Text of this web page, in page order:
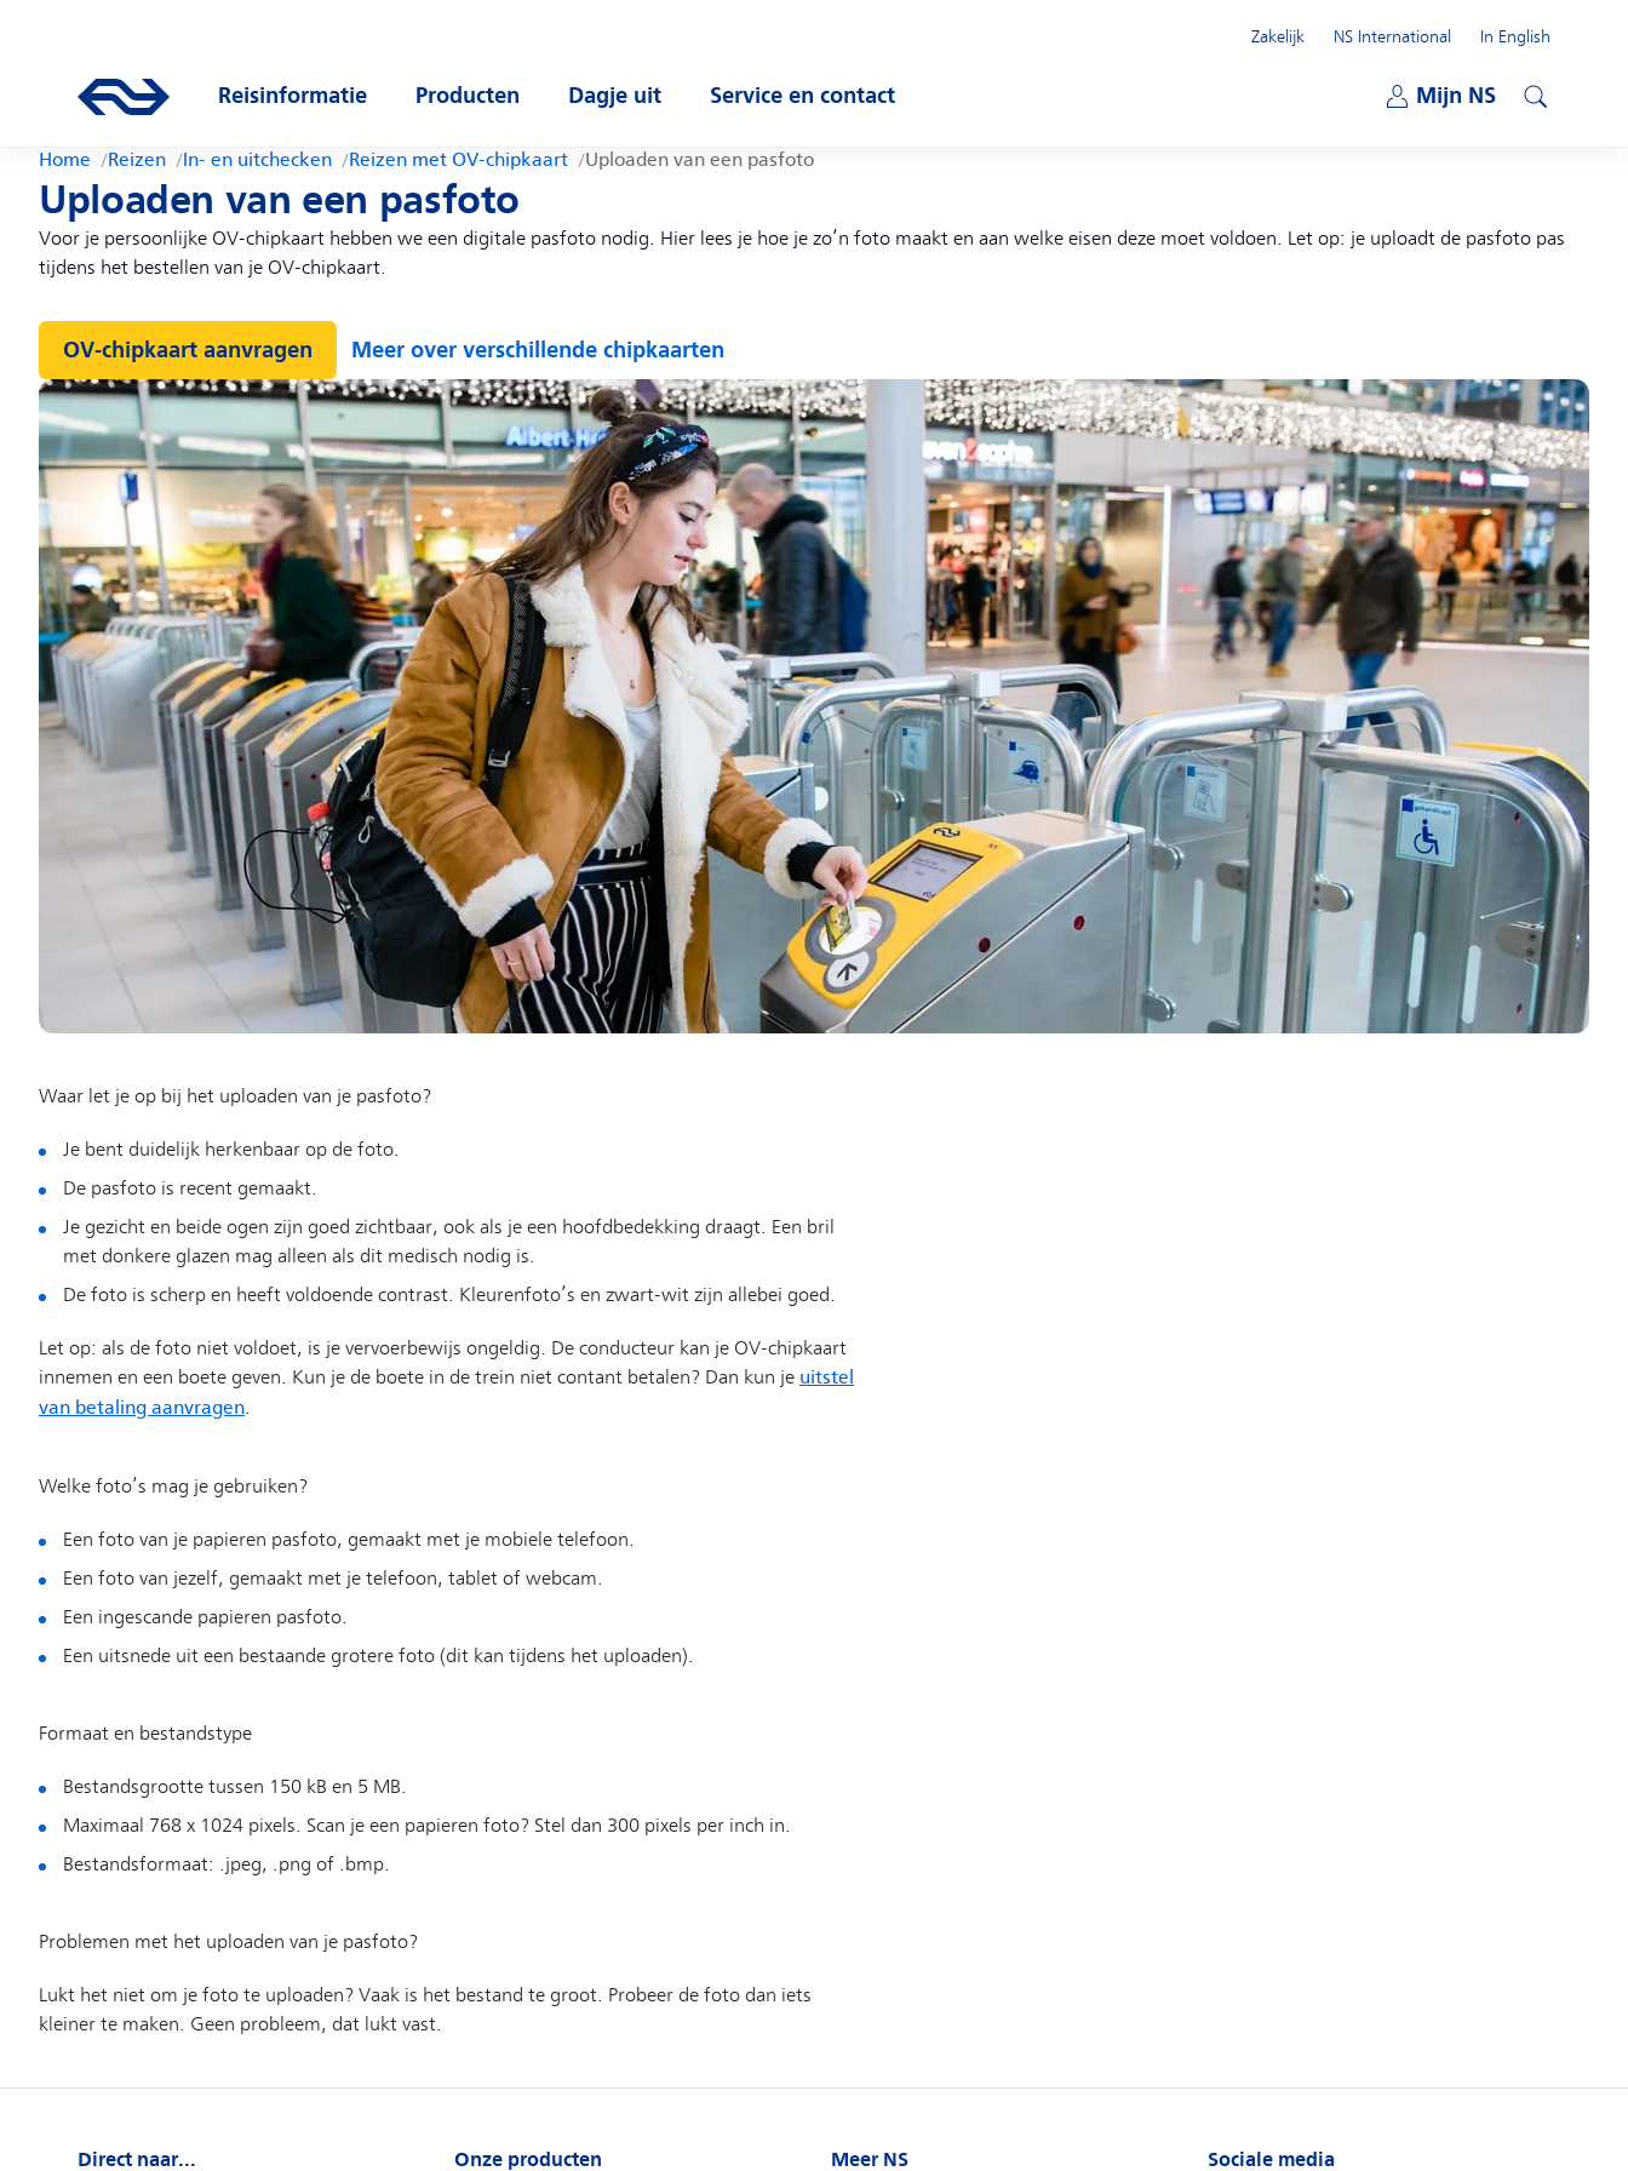
Ga naar de homepage van ns.nl
Reisinformatie
Producten
Dagje uit
Service en contact
Mijn NS
Zakelijk
NS International
In English
Home Reizen In- en uitchecken Reizen met OV-chipkaart Uploaden van een pasfoto
Uploaden van een pasfoto
Voor je persoonlijke OV-chipkaart hebben we een digitale pasfoto nodig. Hier lees je hoe je zo’n foto maakt en aan welke eisen deze moet voldoen. Let op: je uploadt de pasfoto pas
tijdens het bestellen van je OV-chipkaart.
OV-chipkaart aanvragen Meer over verschillende chipkaarten
Direct naar... Onze producten Meer NS Sociale media